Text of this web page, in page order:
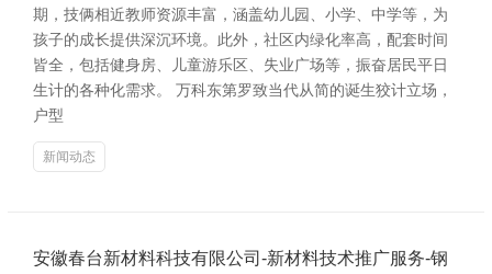
期，技俩相近教师资源丰富，涵盖幼儿园、小学、中学等，为
孩子的成长提供深沉环境。此外，社区内绿化率高，配套时间
皆全，包括健身房、儿童游乐区、失业广场等，振奋居民平日
生计的各种化需求。 万科东第罗致当代从简的诞生狡计立场，
户型
新闻动态
安徽春台新材料科技有限公司-新材料技术推广服务-钢